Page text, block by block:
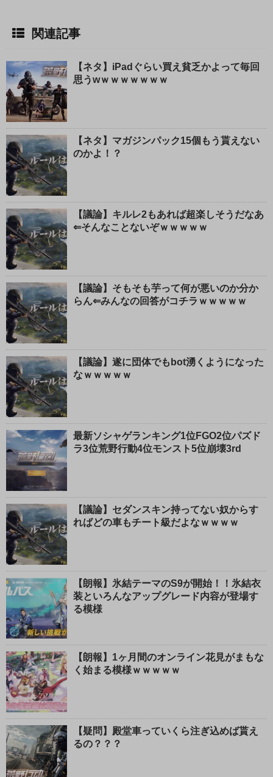
関連記事
【ネタ】iPadぐらい買え貧乏かよって毎回
思うwｗｗｗｗｗｗｗ
【ネタ】マガジンパック15個もう貰えない
のかよ！？
【議論】キルレ2もあれば超楽しそうだなあ
⇐そんなことないぞｗｗｗｗｗ
【議論】そもそも芋って何が悪いのか分か
らん⇐みんなの回答がコチラｗｗｗｗｗ
【議論】遂に団体でもbot湧くようになった
なｗｗｗｗｗ
最新ソシャゲランキング1位FGO2位パズド
ラ3位荒野行動4位モンスト5位崩壊3rd
【議論】セダンスキン持ってない奴からす
ればどの車もチート級だよなｗｗｗｗ
【朗報】氷結テーマのS9が開始！！氷結衣
装といろんなアップグレード内容が登場す
る模様
【朗報】1ヶ月間のオンライン花見がまもな
く始まる模様ｗｗｗｗｗ
【疑問】殿堂車っていくら注ぎ込めば貰え
るの？？？